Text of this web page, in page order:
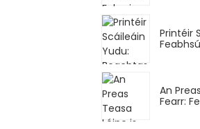
Printéir
Feabhsú
An
Fearr: